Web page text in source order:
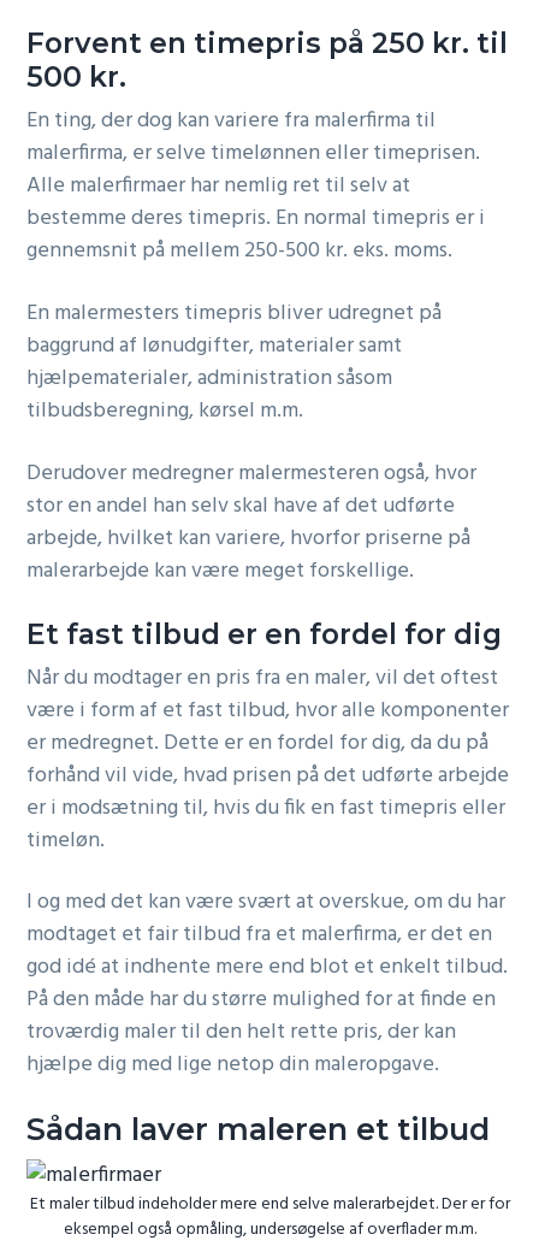
Forvent en timepris på 250 kr. til
500 kr.
En ting, der dog kan variere fra malerfirma til
malerfirma, er selve timelønnen eller timeprisen.
Alle malerfirmaer har nemlig ret til selv at
bestemme deres timepris. En normal timepris er i
gennemsnit på mellem 250-500 kr. eks. moms.
En malermesters timepris bliver udregnet på
baggrund af lønudgifter, materialer samt
hjælpematerialer, administration såsom
tilbudsberegning, kørsel m.m.
Derudover medregner malermesteren også, hvor
stor en andel han selv skal have af det udførte
arbejde, hvilket kan variere, hvorfor priserne på
malerarbejde kan være meget forskellige.
Et fast tilbud er en fordel for dig
Når du modtager en pris fra en maler, vil det oftest
være i form af et fast tilbud, hvor alle komponenter
er medregnet. Dette er en fordel for dig, da du på
forhånd vil vide, hvad prisen på det udførte arbejde
er i modsætning til, hvis du fik en fast timepris eller
timeløn.
I og med det kan være svært at overskue, om du har
modtaget et fair tilbud fra et malerfirma, er det en
god idé at indhente mere end blot et enkelt tilbud.
På den måde har du større mulighed for at finde en
troværdig maler til den helt rette pris, der kan
hjælpe dig med lige netop din maleropgave.
Sådan laver maleren et tilbud
Et maler tilbud indeholder mere end selve malerarbejdet. Der er for
eksempel også opmåling, undersøgelse af overflader m.m.